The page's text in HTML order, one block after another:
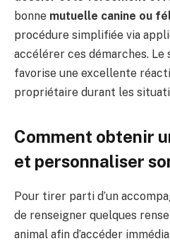
bonne mutuelle canine ou
procédure simplifiée via
accélérer ces démarches. Le
favorise une excellente
propriétaire durant les
Comment obtenir
et personnaliser
Pour tirer parti d’un
de renseigner quelques
animal afin d’accéder